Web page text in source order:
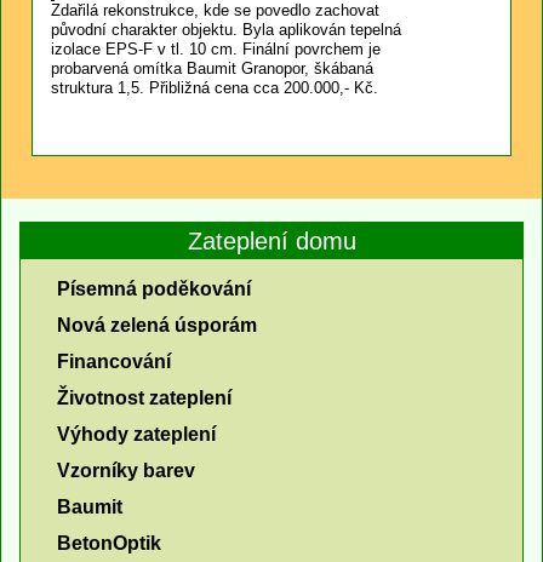
Zdařilá rekonstrukce, kde se povedlo zachovat
původní charakter objektu. Byla aplikován tepelná
izolace EPS-F v tl. 10 cm. Finální povrchem je
probarvená omítka Baumit Granopor, škábaná
struktura 1,5. Přibližná cena cca 200.000,- Kč.
Zateplení domu
Písemná poděkování
Nová zelená úsporám
Financování
Životnost zateplení
Výhody zateplení
Vzorníky barev
Baumit
BetonOptik